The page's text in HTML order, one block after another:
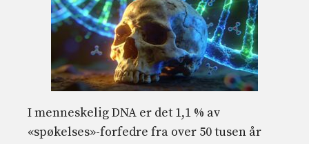
I menneskelig DNA er det 1,1 % av
«spøkelses»-forfedre fra over 50 tusen år